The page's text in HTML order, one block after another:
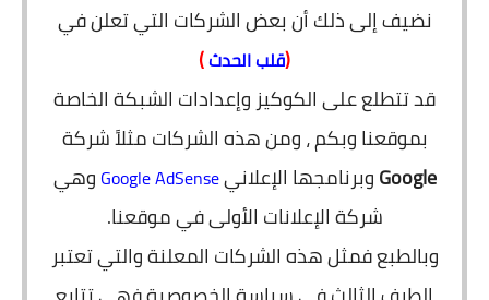
نضيف إلى ذلك أن بعض الشركات التي تعلن في
(قلب الحدث)
قد تتطلع على الكوكيز وإعدادات الشبكة الخاصة
بموقعنا وبكم ، ومن هذه الشركات مثلاً شركة
Googleوبرنامجها الإعلانيGoogle AdSense وهي
شركة الإعلانات الأولى في موقعنا.
وبالطبع فمثل هذه الشركات المعلنة والتي تعتبر